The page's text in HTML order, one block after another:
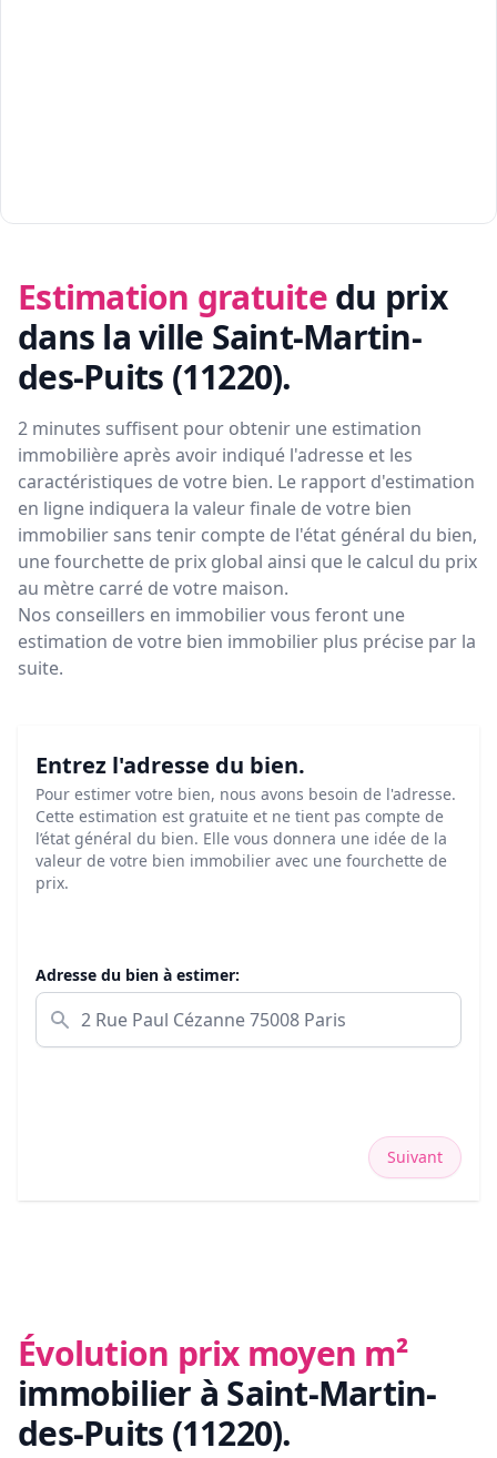
Estimation gratuite du prix
dans la ville Saint-Martin-
des-Puits (11220).
2 minutes suffisent pour obtenir une estimation
immobilière après avoir indiqué l'adresse et les
caractéristiques de votre bien. Le rapport d'estimation
en ligne indiquera la valeur finale de votre bien
immobilier sans tenir compte de l'état général du bien,
une fourchette de prix global ainsi que le calcul du prix
au mètre carré de votre maison.
Nos conseillers en immobilier vous feront une
estimation de votre bien immobilier plus précise par la
suite.
Entrez l'adresse du bien.
Pour estimer votre bien, nous avons besoin de l'adresse.
Cette estimation est gratuite et ne tient pas compte de
l’état général du bien. Elle vous donnera une idée de la
valeur de votre bien immobilier avec une fourchette de
prix.
Adresse du bien à estimer:
Suivant
Évolution prix moyen m²
immobilier à Saint-Martin-
des-Puits (11220).